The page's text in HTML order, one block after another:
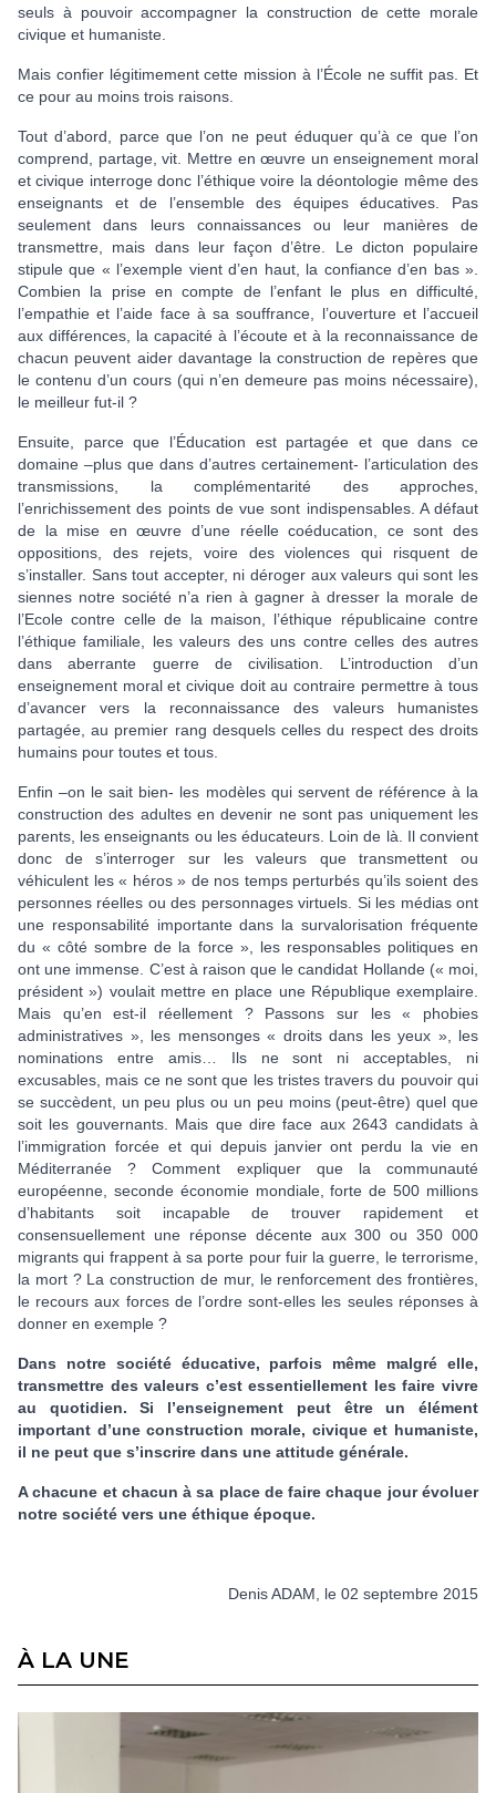
seuls à pouvoir accompagner la construction de cette morale
civique et humaniste.
Mais confier légitimement cette mission à l’École ne suffit pas. Et
ce pour au moins trois raisons.
Tout d’abord, parce que l’on ne peut éduquer qu’à ce que l’on
comprend, partage, vit. Mettre en œuvre un enseignement moral
et civique interroge donc l’éthique voire la déontologie même des
enseignants et de l’ensemble des équipes éducatives. Pas
seulement dans leurs connaissances ou leur manières de
transmettre, mais dans leur façon d’être. Le dicton populaire
stipule que « l’exemple vient d’en haut, la confiance d’en bas ».
Combien la prise en compte de l’enfant le plus en difficulté,
l’empathie et l’aide face à sa souffrance, l’ouverture et l’accueil
aux différences, la capacité à l’écoute et à la reconnaissance de
chacun peuvent aider davantage la construction de repères que
le contenu d’un cours (qui n’en demeure pas moins nécessaire),
le meilleur fut-il ?
Ensuite, parce que l’Éducation est partagée et que dans ce
domaine –plus que dans d’autres certainement- l’articulation des
transmissions, la complémentarité des approches,
l’enrichissement des points de vue sont indispensables. A défaut
de la mise en œuvre d’une réelle coéducation, ce sont des
oppositions, des rejets, voire des violences qui risquent de
s’installer. Sans tout accepter, ni déroger aux valeurs qui sont les
siennes notre société n’a rien à gagner à dresser la morale de
l’Ecole contre celle de la maison, l’éthique républicaine contre
l’éthique familiale, les valeurs des uns contre celles des autres
dans aberrante guerre de civilisation. L’introduction d’un
enseignement moral et civique doit au contraire permettre à tous
d’avancer vers la reconnaissance des valeurs humanistes
partagée, au premier rang desquels celles du respect des droits
humains pour toutes et tous.
Enfin –on le sait bien- les modèles qui servent de référence à la
construction des adultes en devenir ne sont pas uniquement les
parents, les enseignants ou les éducateurs. Loin de là. Il convient
donc de s’interroger sur les valeurs que transmettent ou
véhiculent les « héros » de nos temps perturbés qu’ils soient des
personnes réelles ou des personnages virtuels. Si les médias ont
une responsabilité importante dans la survalorisation fréquente
du « côté sombre de la force », les responsables politiques en
ont une immense. C’est à raison que le candidat Hollande (« moi,
président ») voulait mettre en place une République exemplaire.
Mais qu’en est-il réellement ? Passons sur les « phobies
administratives », les mensonges « droits dans les yeux », les
nominations entre amis… Ils ne sont ni acceptables, ni
excusables, mais ce ne sont que les tristes travers du pouvoir qui
se succèdent, un peu plus ou un peu moins (peut-être) quel que
soit les gouvernants. Mais que dire face aux 2643 candidats à
l’immigration forcée et qui depuis janvier ont perdu la vie en
Méditerranée ? Comment expliquer que la communauté
européenne, seconde économie mondiale, forte de 500 millions
d’habitants soit incapable de trouver rapidement et
consensuellement une réponse décente aux 300 ou 350 000
migrants qui frappent à sa porte pour fuir la guerre, le terrorisme,
la mort ? La construction de mur, le renforcement des frontières,
le recours aux forces de l’ordre sont-elles les seules réponses à
donner en exemple ?
Dans notre société éducative, parfois même malgré elle,
transmettre des valeurs c’est essentiellement les faire vivre
au quotidien. Si l’enseignement peut être un élément
important d’une construction morale, civique et humaniste,
il ne peut que s’inscrire dans une attitude générale.
A chacune et chacun à sa place de faire chaque jour évoluer
notre société vers une éthique époque.
Denis ADAM, le 02 septembre 2015
À LA UNE